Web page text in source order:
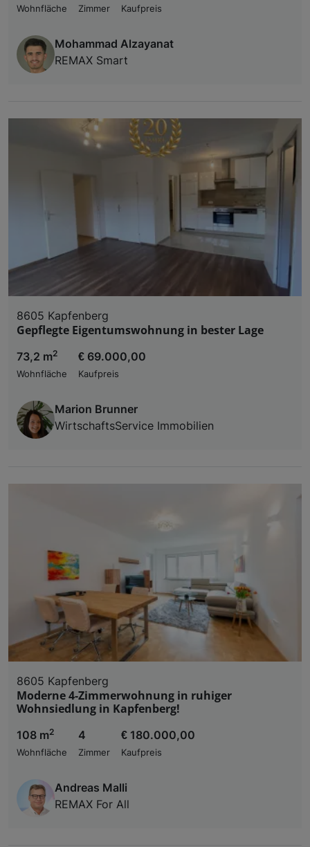
Wohnfläche
Zimmer Kaufpreis
Mohammad Alzayanat
REMAX Smart
8605 Kapfenberg
Gepflegte Eigentumswohnung in bester Lage
73,2 m2
Wohnfläche
€ 69.000,00
Kaufpreis
Marion Brunner
WirtschaftsService Immobilien
8605 Kapfenberg
Moderne 4-Zimmerwohnung in ruhiger
Wohnsiedlung in Kapfenberg!
108 m2
Wohnfläche
4
Zimmer
€ 180.000,00
Kaufpreis
Andreas Malli
REMAX For All